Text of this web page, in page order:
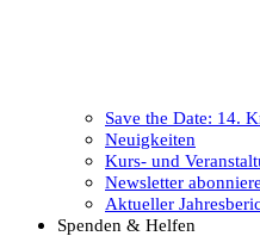
Save the Date: 14.
Neuigkeiten
Kurs- und
Newsletter
Aktueller
Spenden & Helfen